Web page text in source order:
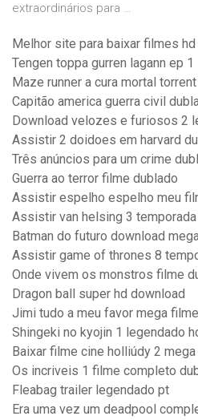
extraordinários para …
Melhor site para baixar filmes hd
Tengen toppa gurren lagann ep 1
Maze runner a cura mortal torrent
Capitão america guerra civil
Download velozes e furiosos 2
Assistir 2 doidoes em harvard
Três anúncios para um crime
Guerra ao terror filme dublado
Assistir espelho espelho meu
Assistir van helsing 3
Batman do futuro download
Assistir game of thrones 8
Onde vivem os monstros filme
Dragon ball super hd download
Jimi tudo a meu favor mega
Shingeki no kyojin 1 legendado
Baixar filme cine holliúdy 2 mega
Os incriveis 1 filme completo
Fleabag trailer legendado pt
Era uma vez um deadpool